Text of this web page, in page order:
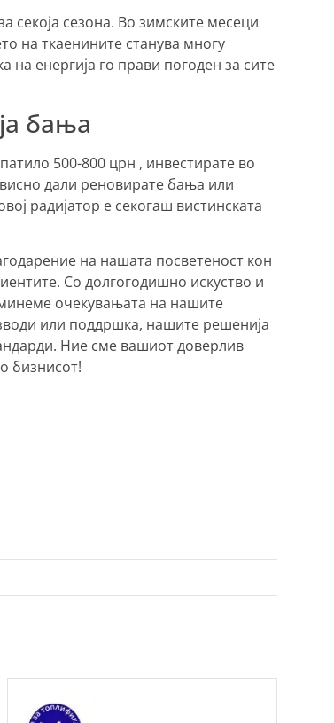
секоја сезона. Во зимските месеци
на ткаенините станува многу
енергија го прави погоден за сите
бања
500-800 црн , инвестирате во
дали реновирате бања или
радијатор е секогаш вистинската
на нашата посветеност кон
Со долгогодишно искуство и
очекувањата на нашите
или поддршка, нашите решенија
Ние сме вашиот доверлив
бизнисот!